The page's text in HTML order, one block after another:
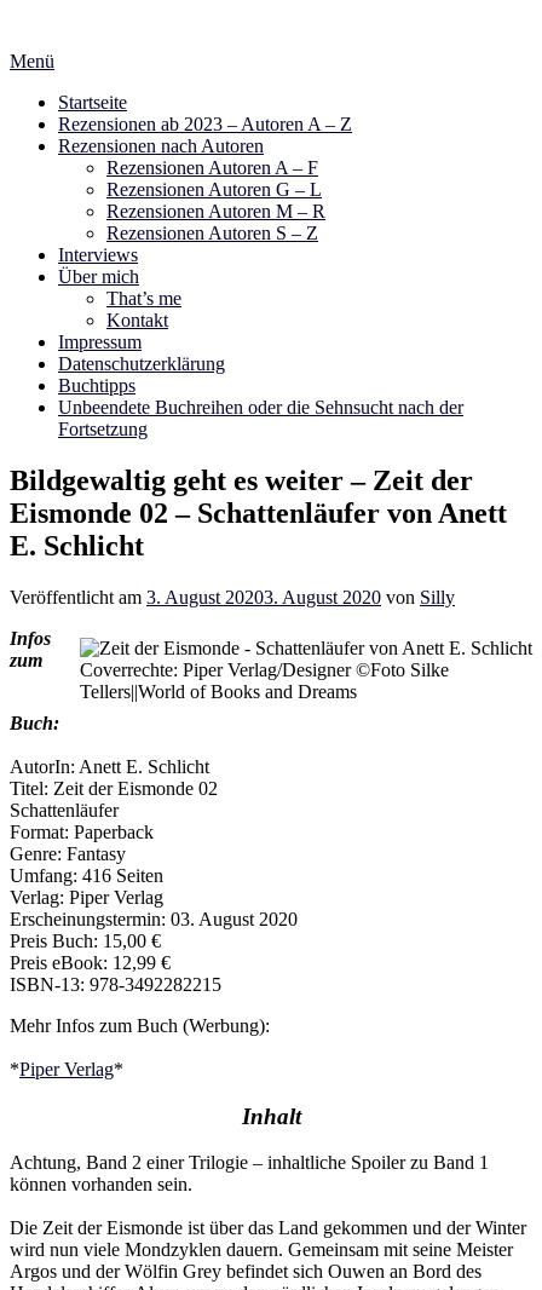
springen
Menü
Startseite
Rezensionen ab 2023 – Autoren A – Z
Rezensionen nach Autoren
Rezensionen Autoren A – F
Rezensionen Autoren G – L
Rezensionen Autoren M – R
Rezensionen Autoren S – Z
Interviews
Über mich
That’s me
Kontakt
Impressum
Datenschutzerklärung
Buchtipps
Unbeendete Buchreihen oder die Sehnsucht nach der
Fortsetzung
Bildgewaltig geht es weiter – Zeit der
Eismonde 02 – Schattenläufer von Anett
E. Schlicht
Veröffentlicht am 3. August 20203. August 2020 von Silly
Coverrechte: Piper Verlag/Designer ©Foto Silke
Tellers||World of Books and Dreams
Infos
zum
Buch:
AutorIn: Anett E. Schlicht
Titel: Zeit der Eismonde 02
Schattenläufer
Format: Paperback
Genre: Fantasy
Umfang: 416 Seiten
Verlag: Piper Verlag
Erscheinungstermin: 03. August 2020
Preis Buch: 15,00 €
Preis eBook: 12,99 €
ISBN-13: 978-3492282215
Mehr Infos zum Buch (Werbung):
*Piper Verlag*
Inhalt
Achtung, Band 2 einer Trilogie – inhaltliche Spoiler zu Band 1
können vorhanden sein.
Die Zeit der Eismonde ist über das Land gekommen und der Winter
wird nun viele Mondzyklen dauern. Gemeinsam mit seine Meister
Argos und der Wölfin Grey befindet sich Ouwen an Bord des